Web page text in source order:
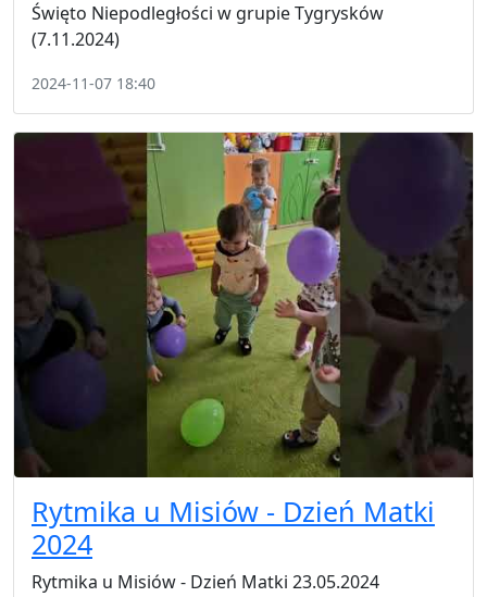
Święto Niepodległości w grupie Tygrysków
(7.11.2024)
2024-11-07 18:40
Rytmika u Misiów - Dzień Matki
2024
Rytmika u Misiów - Dzień Matki 23.05.2024